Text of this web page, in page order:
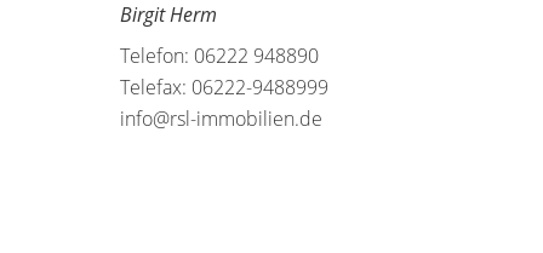
Birgit Herm
Telefon: 06222 948890
Telefax: 06222-9488999
info@rsl-immobilien.de